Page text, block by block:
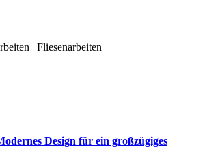
| Fliesenarbeiten
Design für ein großzügiges